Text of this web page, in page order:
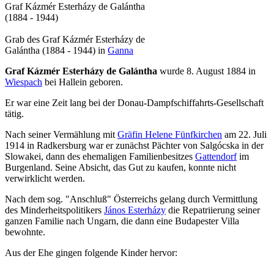
Graf Kázmér Esterházy de Galántha
(1884 - 1944)
Grab des Graf Kázmér Esterházy de
Galántha (1884 - 1944) in Ganna
Graf Kázmér Esterházy de Galántha wurde 8. August 1884 in
Wiespach bei Hallein geboren.
Er war eine Zeit lang bei der Donau-Dampfschiffahrts-Gesellschaft
tätig.
Nach seiner Vermählung mit Gräfin Helene Fünfkirchen am 22. Juli
1914 in Radkersburg war er zunächst Pächter von Salgócska in der
Slowakei, dann des ehemaligen Familienbesitzes Gattendorfim
Burgenland. Seine Absicht, das Gut zu kaufen, konnte nicht
verwirklicht werden.
Nach dem sog. "Anschluß" Österreichs gelang durch Vermittlung
des Minderheitspolitikers János Esterházy die Repatriierung seiner
ganzen Familie nach Ungarn, die dann eine Budapester Villa
bewohnte.
Aus der Ehe gingen folgende Kinder hervor: